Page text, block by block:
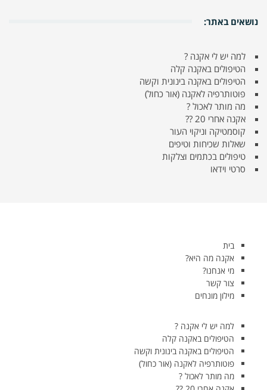
נושאים באתר:
למה יש לי אקנה ?
הטיפולים באקנה קלה
הטיפולים באקנה בינונית וקשה
פוטותרפיה לאקנה (אור כחול)
מה מותר לאכול ?
אקנה אחרי 20 ??
קוסמטיקה וניקוי העור
שאלות שכיחות וטיפים
טיפולים בכתמים וצלקות
סרטי וידאו
בית
אקנה מה היא?
מי אנחנו?
צור קשר
מילון מונחים
למה יש לי אקנה ?
הטיפולים באקנה קלה
הטיפולים באקנה בינונית וקשה
פוטותרפיה לאקנה (אור כחול)
מה מותר לאכול ?